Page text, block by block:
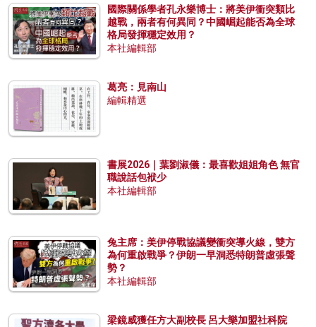
國際關係學者孔永樂博士：將美伊衝突類比
越戰，兩者有何異同？中國崛起能否為全球
格局發揮穩定效用？
本社編輯部
葛亮：見南山
編輯精選
書展2026｜葉劉淑儀：最喜歡姐姐角色 無官
職說話包袱少
本社編輯部
兔主席：美伊停戰協議變衝突導火線，雙方
為何重啟戰爭？伊朗一早洞悉特朗普虛張聲
勢？
本社編輯部
梁鏡威獲任方大副校長 呂大樂加盟社科院